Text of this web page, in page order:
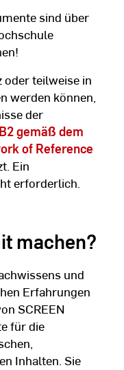
sind über
oder teilweise in
werden können,
der
gemäß dem
of Reference
Ein
erforderlich.
machen?
und
Erfahrungen
SCREEN
für die
Inhalten. Sie